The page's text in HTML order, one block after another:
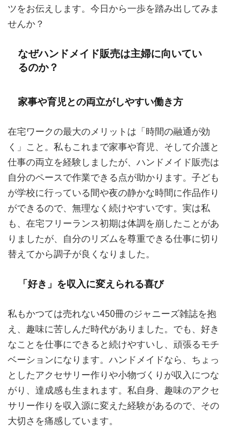
ツをお伝えします。今日から一歩を踏み出してみま
せんか？
なぜハンドメイド販売は主婦に向いてい
るのか？
家事や育児との両立がしやすい働き方
在宅ワークの最大のメリットは「時間の融通が効
く」こと。私もこれまで家事や育児、そして介護と
仕事の両立を経験しましたが、ハンドメイド販売は
自分のペースで作業できる点が助かります。子ども
が学校に行っている間や夜の静かな時間に作品作り
ができるので、無理なく続けやすいです。実は私
も、在宅フリーランス初期は体調を崩したことがあ
りましたが、自分のリズムを尊重できる仕事に切り
替えてから調子が良くなりました。
「好き」を収入に変えられる喜び
私もかつては売れない450冊のジャニーズ雑誌を抱
え、趣味に苦しんだ時代がありました。でも、好き
なことを仕事にできると続けやすいし、頑張るモチ
ベーションになります。ハンドメイドなら、ちょっ
としたアクセサリー作りや小物づくりが収入につな
がり、達成感も生まれます。私自身、趣味のアクセ
サリー作りを収入源に変えた経験があるので、その
大切さを痛感しています。